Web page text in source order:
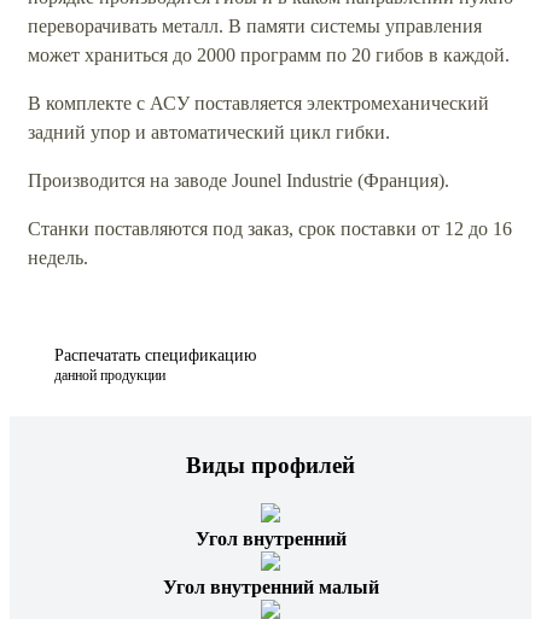
переворачивать металл. В памяти системы управления
может храниться до 2000 программ по 20 гибов в каждой.
В комплекте с АСУ поставляется электромеханический
задний упор и автоматический цикл гибки.
Производится на заводе Jounel Industrie (Франция).
Станки поставляются под заказ, срок поставки от 12 до 16
недель.
Распечатать спецификацию
данной продукции
Виды профилей
Угол внутренний
Угол внутренний малый